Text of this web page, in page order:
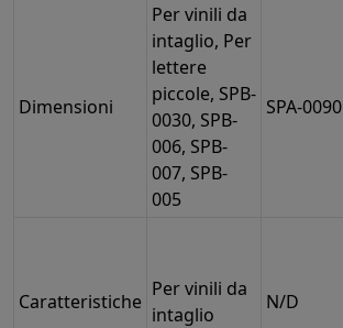
Dimensioni
Per vinili da
intaglio, Per
lettere
piccole, SPB-
0030, SPB-
006, SPB-
007, SPB-
005
SPA-0090
Caratteristiche
Per vinili da
intaglio
N/D